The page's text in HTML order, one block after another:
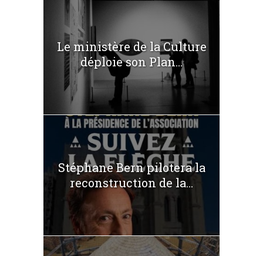
Le ministère de la Culture
déploie son Plan...
Stéphane Bern pilotera la
reconstruction de la...